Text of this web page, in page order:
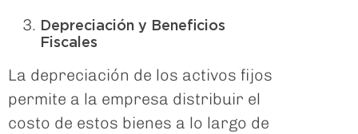
Depreciación y Beneficios
Fiscales
La depreciación de los activos fijos
permite a la empresa distribuir el
costo de estos bienes a lo largo de